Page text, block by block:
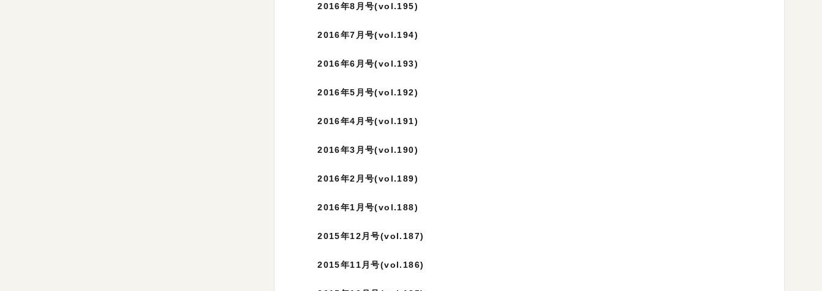
2016年8月号(vol.195)
2016年7月号(vol.194)
2016年6月号(vol.193)
2016年5月号(vol.192)
2016年4月号(vol.191)
2016年3月号(vol.190)
2016年2月号(vol.189)
2016年1月号(vol.188)
2015年12月号(vol.187)
2015年11月号(vol.186)